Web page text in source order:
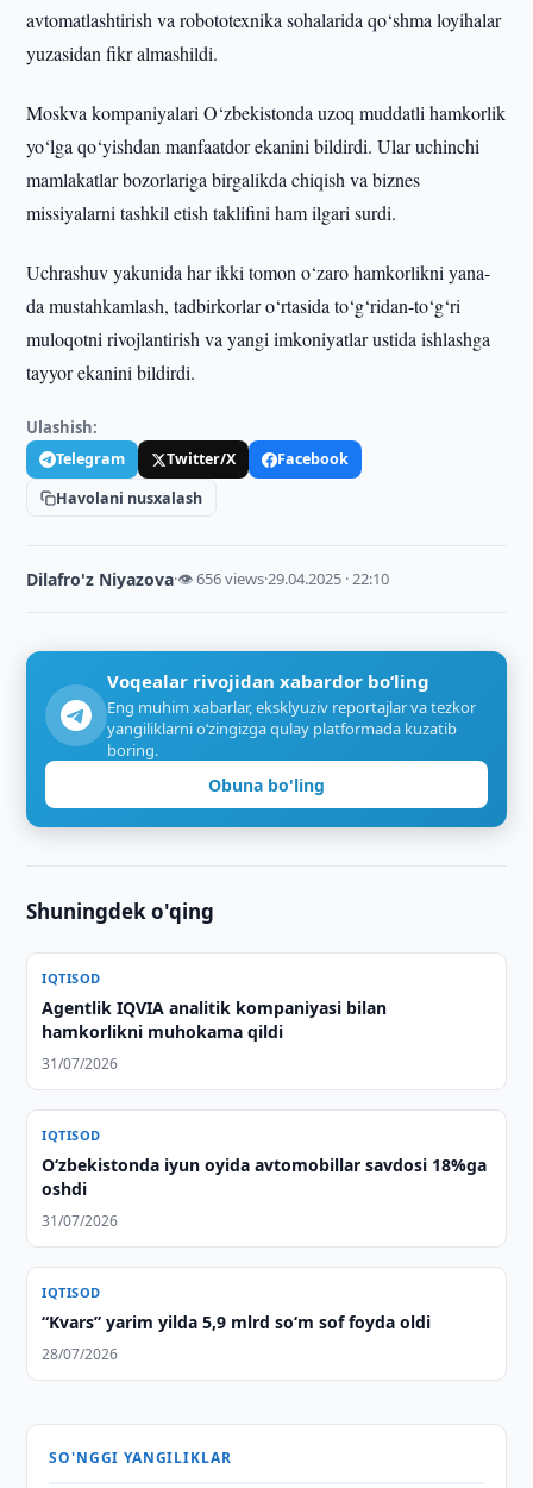
avtomatlashtirish va robototexnika sohalarida qo‘shma loyihalar
yuzasidan fikr almashildi.
Moskva kompaniyalari O‘zbekistonda uzoq muddatli hamkorlik
yo‘lga qo‘yishdan manfaatdor ekanini bildirdi. Ular uchinchi
mamlakatlar bozorlariga birgalikda chiqish va biznes
missiyalarni tashkil etish taklifini ham ilgari surdi.
Uchrashuv yakunida har ikki tomon o‘zaro hamkorlikni yana-
da mustahkamlash, tadbirkorlar o‘rtasida to‘g‘ridan-to‘g‘ri
muloqotni rivojlantirish va yangi imkoniyatlar ustida ishlashga
tayyor ekanini bildirdi.
Ulashish:
Telegram Twitter/X
Facebook
Havolani nusxalash
Dilafro'z Niyazova·👁 656 views·29.04.2025 · 22:10
Voqealar rivojidan xabardor bo‘ling
Eng muhim xabarlar, eksklyuziv reportajlar va tezkor
yangiliklarni o‘zingizga qulay platformada kuzatib
boring.
Obuna bo'ling
Shuningdek o'qing
IQTISOD
Agentlik IQVIA analitik kompaniyasi bilan
hamkorlikni muhokama qildi
31/07/2026
IQTISOD
O‘zbekistonda iyun oyida avtomobillar savdosi 18%ga
oshdi
31/07/2026
IQTISOD
“Kvars” yarim yilda 5,9 mlrd so‘m sof foyda oldi
28/07/2026
SO'NGGI YANGILIKLAR